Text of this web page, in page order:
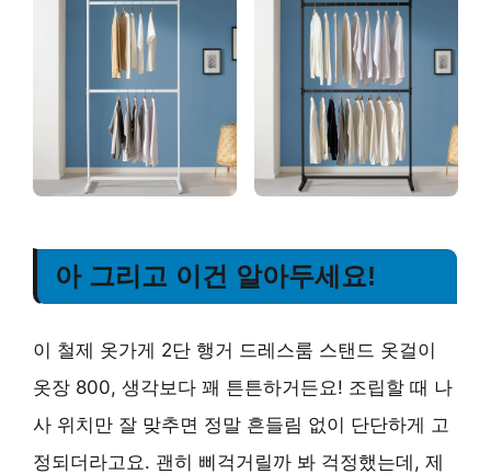
아 그리고 이건 알아두세요!
이 철제 옷가게 2단 행거 드레스룸 스탠드 옷걸이
옷장 800, 생각보다 꽤 튼튼하거든요! 조립할 때 나
사 위치만 잘 맞추면 정말 흔들림 없이 단단하게 고
정되더라고요. 괜히 삐걱거릴까 봐 걱정했는데, 제